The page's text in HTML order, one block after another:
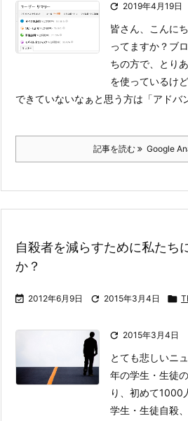
 2019年4月19日
皆さん、こんに
ってますか？ ブ
ちの方で、とり
を使っているけ
できていないなぁと思う方は「アドバ
記事を読む Google
自殺者を減らすために私たち
か？
 2012年6月9日  2015年3月4日 
 2015年3月4日
とても悲しいニ
年の学生・生徒
り、初めて1000
学生・生徒自殺